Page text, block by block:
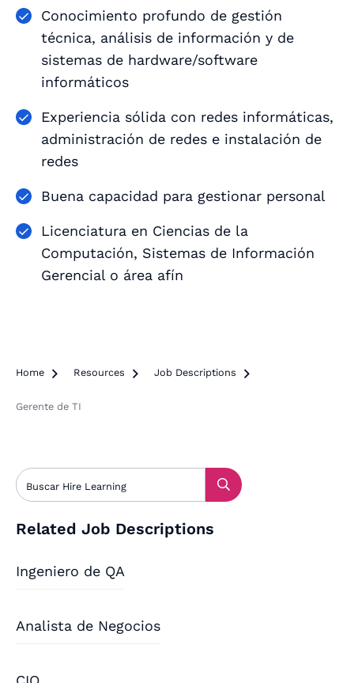
Conocimiento profundo de gestión
técnica, análisis de información y de
sistemas de hardware/software
informáticos
Experiencia sólida con redes informáticas,
administración de redes e instalación de
redes
Buena capacidad para gestionar personal
Licenciatura en Ciencias de la
Computación, Sistemas de Información
Gerencial o área afín
Home  Resources  Job Descriptions 
Gerente de TI
Related Job Descriptions
Ingeniero de QA
Analista de Negocios